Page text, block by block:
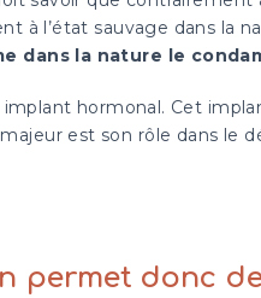
à l’état sauvage dans la
dans la nature le
hormonal. Cet
est son rôle dans le
permet donc